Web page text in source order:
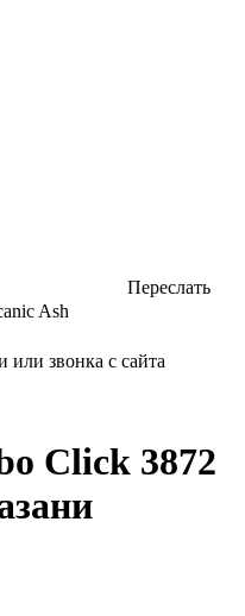
Ash
или звонка с сайта
Click 3872
Переслать